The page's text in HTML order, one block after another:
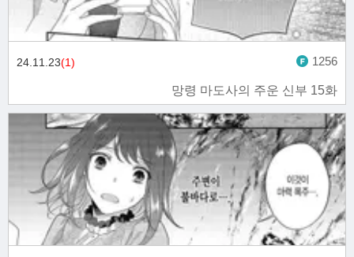
망령 마도사의 주운 신부 15화
24.11.23(1) 1256